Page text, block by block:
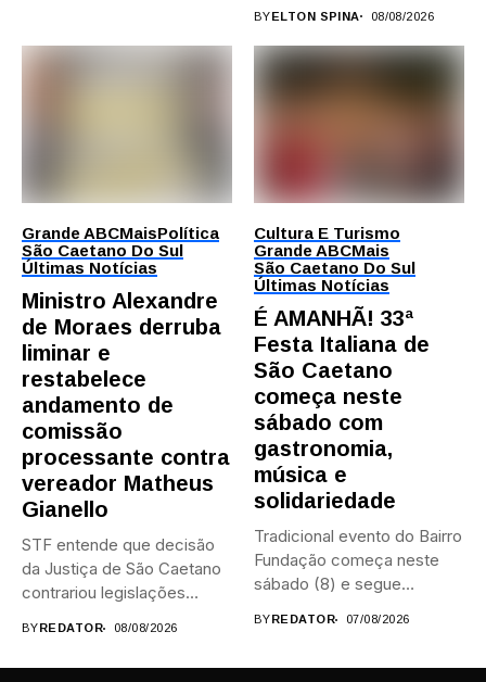
BYELTON SPINA 08/08/2026
Grande ABCMaisPolítica
São Caetano Do Sul
Últimas Notícias
Ministro Alexandre
de Moraes derruba
liminar e
restabelece
andamento de
comissão
processante contra
vereador Matheus
Gianello
STF entende que decisão
da Justiça de São Caetano
contrariou legislações
BY REDATOR 08/08/2026
Cultura E Turismo
Grande ABCMais
São Caetano Do Sul
Últimas Notícias
É AMANHÃ! 33ª
Festa Italiana de
São Caetano
começa neste
sábado com
gastronomia,
música e
solidariedade
Tradicional evento do Bairro
Fundação começa neste
sábado (8) e segue
BY REDATOR 07/08/2026